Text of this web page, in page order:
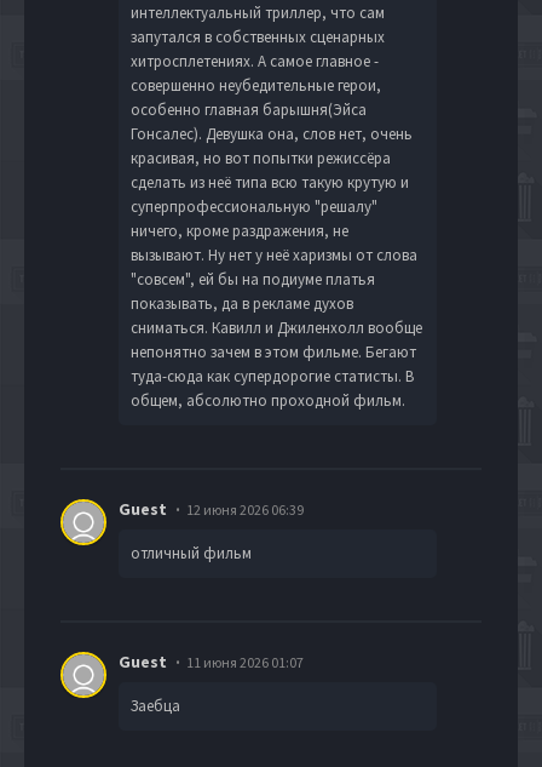
интеллектуальный триллер, что сам
запутался в собственных сценарных
хитросплетениях. А самое главное -
совершенно неубедительные герои,
особенно главная барышня(Эйса
Гонсалес). Девушка она, слов нет, очень
красивая, но вот попытки режиссёра
сделать из неё типа всю такую крутую и
суперпрофессиональную "решалу"
ничего, кроме раздражения, не
вызывают. Ну нет у неё харизмы от слова
"совсем", ей бы на подиуме платья
показывать, да в рекламе духов
сниматься. Кавилл и Джиленхолл вообще
непонятно зачем в этом фильме. Бегают
туда-сюда как супердорогие статисты. В
общем, абсолютно проходной фильм.
Guest 12 июня 2026 06:39
отличный фильм
Guest 11 июня 2026 01:07
Заебца